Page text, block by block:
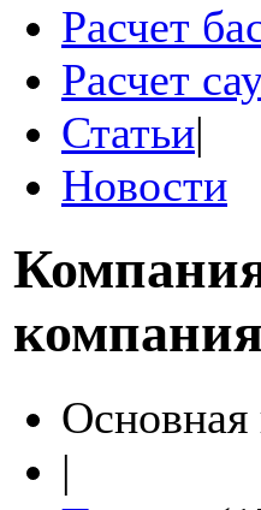
Расчет
Расчет
Статьи|
Новости
|